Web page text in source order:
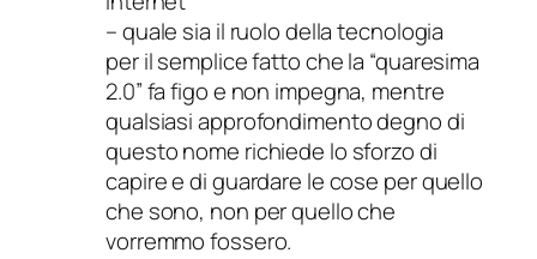
– quale sia il ruolo della tecnologia
per il semplice fatto che la “quaresima
2.0” fa figo e non impegna, mentre
qualsiasi approfondimento degno di
questo nome richiede lo sforzo di
capire e di guardare le cose per quello
che sono, non per quello che
vorremmo fossero.